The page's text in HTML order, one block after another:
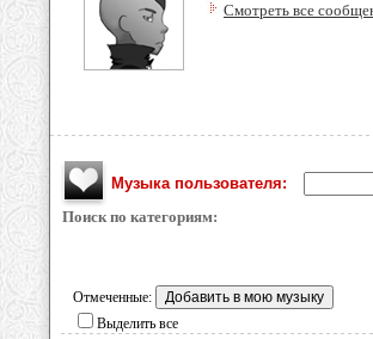
Смотреть все
Музыка пользователя:
Поиск по категориям:
Отмеченные:
Выделить все